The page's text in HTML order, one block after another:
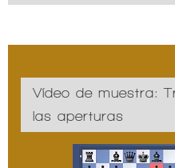
Vídeo de muestra:
las aperturas